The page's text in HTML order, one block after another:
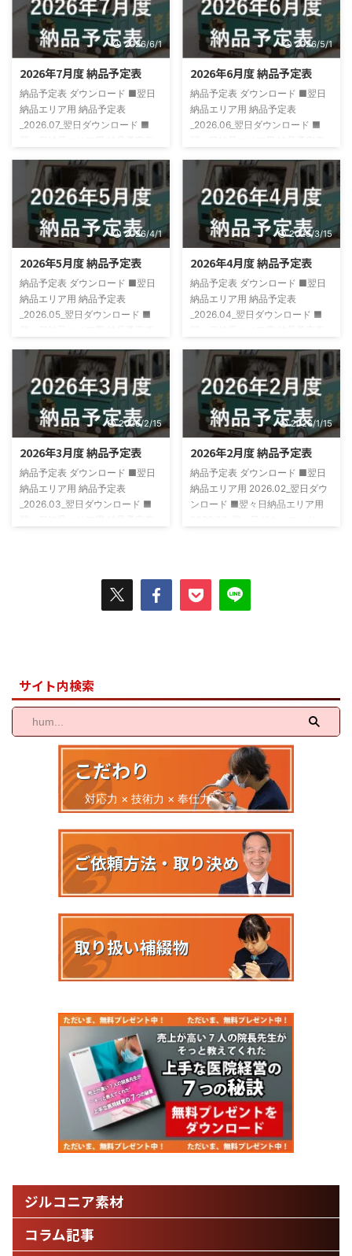
2026/6/1
2026年7月度 納品予定表
納品予定表 ダウンロード ■翌日
納品エリア用 納品予定表
_2026.07_翌日ダウンロード ■
2026/5/1
2026年6月度 納品予定表
納品予定表 ダウンロード ■翌日
納品エリア用 納品予定表
_2026.06_翌日ダウンロード ■
2026/4/1
2026年5月度 納品予定表
納品予定表 ダウンロード ■翌日
納品エリア用 納品予定表
_2026.05_翌日ダウンロード ■
2026/3/15
2026年4月度 納品予定表
納品予定表 ダウンロード ■翌日
納品エリア用 納品予定表
_2026.04_翌日ダウンロード ■
2026/2/15
2026年3月度 納品予定表
納品予定表 ダウンロード ■翌日
納品エリア用 納品予定表
_2026.03_翌日ダウンロード ■
2026/1/15
2026年2月度 納品予定表
納品予定表 ダウンロード ■翌日
納品エリア用 2026.02_翌日ダウ
ンロード ■翌々日納品エリア用
サイト内検索
こだわり
対応力 × 技術力 × 奉仕力
ご依頼方法・取り決め
取り扱い補綴物
ジルコニア素材
コラム記事